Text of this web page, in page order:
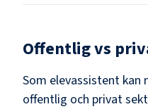
Offentlig vs
Som elevassistent kan
offentlig och privat